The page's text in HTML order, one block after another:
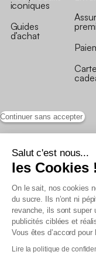
Continuer sans accepter
Salut c'est nous...
les Cookies !
On le sait, nos cookies
du sucre. Ils n’ont ni
revanche, ils sont super
publicités ciblées et
Vous êtes d’accord pour
Lire la politique de
iconiques
Guides
d’achat
Conditions
Charte